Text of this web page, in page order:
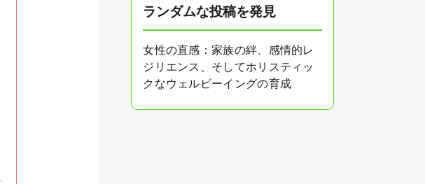
ランダムな投稿を発見
女性の直感：家族の絆、感情的レ
ジリエンス、そしてホリスティッ
クなウェルビーイングの育成